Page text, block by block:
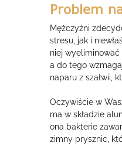
Problem
Mężczyźni
stresu, jak i
niej
a do tego
naparu z szałwii,
Oczywiście w
ma w składzie
ona bakterie
zimny prysznic,